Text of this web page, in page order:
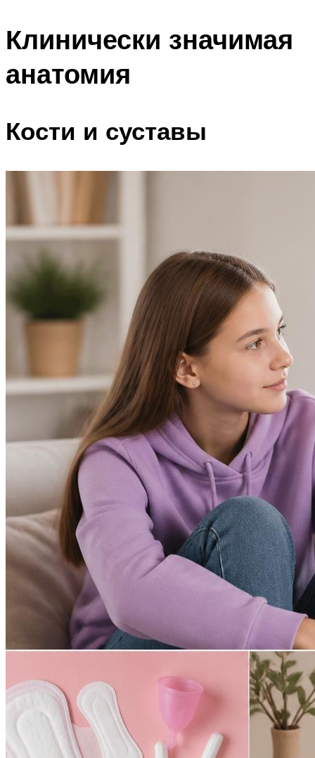
Клинически значимая
анатомия
Кости и суставы